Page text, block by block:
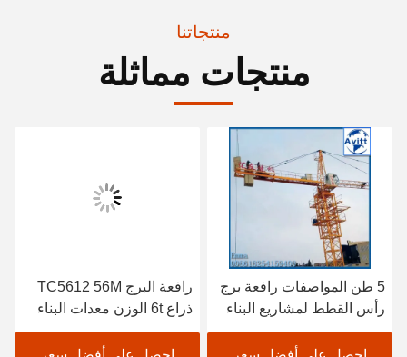
منتجاتنا
منتجات مماثلة
5 طن المواصفات رافعة برج
رأس القطط لمشاريع البناء
المدني
رافعة البرج TC5612 56M
ذراع 6t الوزن معدات البناء